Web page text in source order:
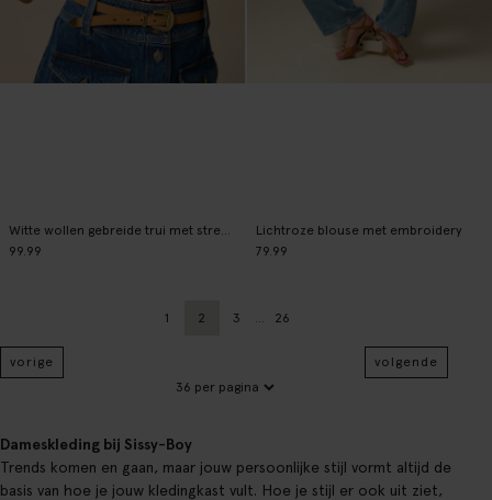
99.99
Lichtroze blouse met embroidery
79.99
vorige
Vorige
1
Huidige pagina
2
Vorige
3
Pagina
26
volgende
Dameskleding bij Sissy-Boy
Trends komen en gaan, maar jouw persoonlijke stijl vormt altijd de
basis van hoe je jouw kledingkast vult. Hoe je stijl er ook uit ziet,